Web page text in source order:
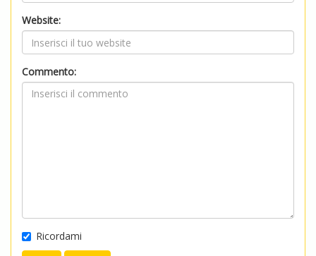
Website:
Commento:
Ricordami